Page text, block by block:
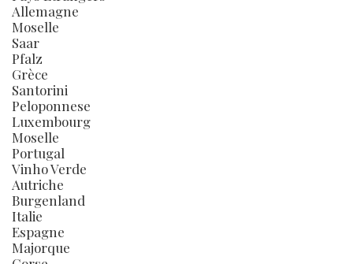
Allemagne
Moselle
Saar
Pfalz
Grèce
Santorini
Peloponnese
Luxembourg
Moselle
Portugal
Vinho Verde
Autriche
Burgenland
Italie
Espagne
Majorque